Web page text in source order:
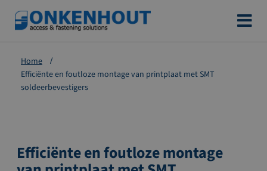
Ga
naar
inhoud
Home
Efficiënte en foutloze montage van printplaat met SMT
soldeerbevestigers
Efficiënte en foutloze montage